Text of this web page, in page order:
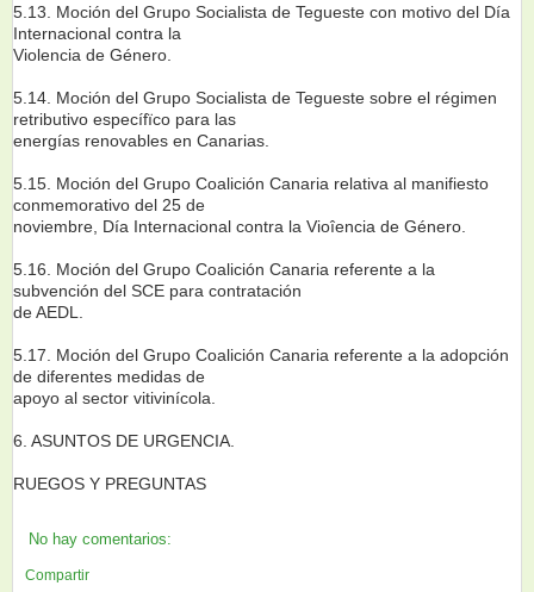
5.13. Moción del Grupo Socialista de Tegueste con motivo del Día
Internacional contra la
Violencia de Género.
5.14. Moción del Grupo Socialista de Tegueste sobre el régimen
retributivo específïco para las
energías renovables en Canarias.
5.15. Moción del Grupo Coalición Canaria relativa al manifiesto
conmemorativo del 25 de
noviembre, Día Internacional contra la Vioîencia de Género.
5.16. Moción del Grupo Coalición Canaria referente a la
subvención del SCE para contratación
de AEDL.
5.17. Moción del Grupo Coalición Canaria referente a la adopción
de diferentes medidas de
apoyo al sector vitivinícola.
6. ASUNTOS DE URGENCIA.
RUEGOS Y PREGUNTAS
No hay comentarios:
Compartir